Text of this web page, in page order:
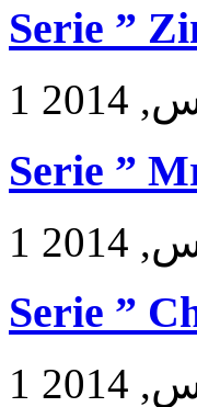
Serie ”
Serie ”
Serie ”